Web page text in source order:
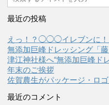
最近の投稿
えっ！？◯◯◯イレブンに！
無添加巨峰ドレッシング「
津江神社様へ“無添加巨峰ド
年末のご挨拶
佐賀農生がパッケージ・ロゴ
最近のコメント